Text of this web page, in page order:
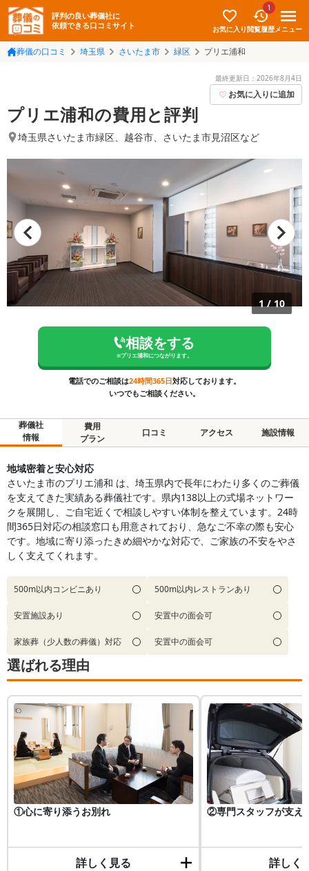
評判の良い葬儀社に
依頼できる口コミサイト
お気に入り
1
閲覧履歴メニュー
葬儀の口コミ 埼玉県 さいたま市 緑区 プリエ浦和
最終更新日： 2026年8月4日
お気に入りに追加
プリエ浦和の費用と評判
埼玉県さいたま市緑区、 越谷市、 さいたま市見沼区など
1/10
相談をする
※プリエ浦和につながります。
電話でのご相談は24時間365日対応しております。
いつでもご相談ください。
葬儀社
情報
費用
プラン
口コミ アクセス 施設情報
地域密着と安心対応
さいたま市のプリエ浦和 は、埼玉県内で長年にわたり多くのご葬儀
を支えてきた実績ある葬儀社です。県内138以上の式場ネットワー
クを展開し、ご自宅近くで相談しやすい体制を整えています。24時
間365日対応の相談窓口も用意されており、急なご不幸の際も安心
です。地域に寄り添ったきめ細やかな対応で、ご家族の不安をやさ
しく支えてくれます。
500m以内コンビニあり 500m以内レストランあり
安置施設あり 安置中の面会可
家族葬（少人数の葬儀）対応 安置中の面会可
選ばれる理由
①心に寄り添うお別れ
詳しく見る
②専門スタッフが支え
詳しく